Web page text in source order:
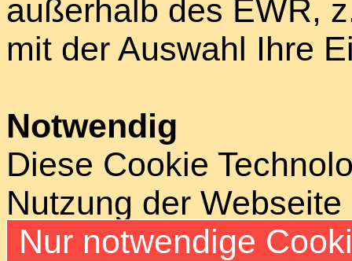
außerhalb des EWR,
mit der Auswahl Ihre
Notwendig
Diese Cookie
Nutzung der
Nur notwendige